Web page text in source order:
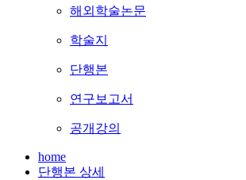
해외학술논문
학술지
단행본
연구보고서
공개강의
home
단행본 상세